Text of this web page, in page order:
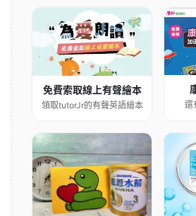
免費索取線上有聲繪本
領取tutorJr的有聲英語繪本 還